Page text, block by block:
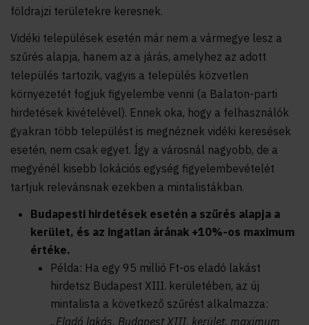
földrajzi területekre keresnek.
Vidéki települések esetén már nem a vármegye lesz a
szűrés alapja, hanem az a járás, amelyhez az adott
település tartozik, vagyis a település közvetlen
környezetét fogjuk figyelembe venni (a Balaton-parti
hirdetések kivételével). Ennek oka, hogy a felhasználók
gyakran több települést is megnéznek vidéki keresések
esetén, nem csak egyet. Így a városnál nagyobb, de a
megyénél kisebb lokációs egység figyelembevételét
tartjuk relevánsnak ezekben a mintalistákban.
Budapesti hirdetések esetén a szűrés alapja a
kerület, és az ingatlan árának +10%-os maximum
értéke.
Példa: Ha egy 95 millió Ft-os eladó lakást
hirdetsz Budapest XIII. kerületében, az új
mintalista a következő szűrést alkalmazza:
„Eladó lakás, Budapest XIII. kerület, maximum